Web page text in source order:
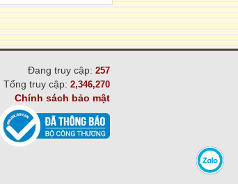
Đang truy cập: 257
Tổng truy cập: 2,346,270
Chính sách bảo mật